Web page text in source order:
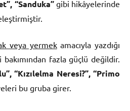
“Sanduka”gibi hikâyelerinde
veya yermekamacıyla yazdığı
fazla güçlü değildir.
“Kızılelma Neresi?”, “Primo
bu gruba girer.